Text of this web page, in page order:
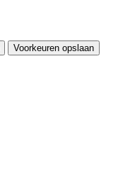
Voorkeuren opslaan